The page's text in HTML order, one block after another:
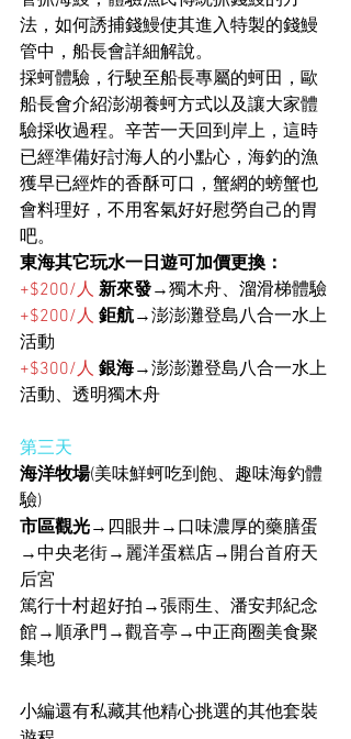
法，如何誘捕錢鰻使其進入特製的錢鰻
管中，船長會詳細解說。
採蚵體驗，行駛至船長專屬的蚵田，歐
船長會介紹澎湖養蚵方式以及讓大家體
驗採收過程。辛苦一天回到岸上，這時
已經準備好討海人的小點心，海釣的漁
獲早已經炸的香酥可口，蟹網的螃蟹也
會料理好，不用客氣好好慰勞自己的胃
吧。
東海其它玩水一日遊可加價更換：
+$200/人 新來發→獨木舟、溜滑梯體驗
+$200/人 鉅航→澎澎灘登島八合一水上
活動
+$300/人 銀海→澎澎灘登島八合一水上
活動、透明獨木舟
第三天
海洋牧場(美味鮮蚵吃到飽、趣味海釣體
驗)
市區觀光→四眼井→口味濃厚的藥膳蛋
→中央老街→麗洋蛋糕店→開台首府天
后宮
篤行十村超好拍→張雨生、潘安邦紀念
館→順承門→觀音亭→中正商圈美食聚
集地
小編還有私藏其他精心挑選的其他套裝